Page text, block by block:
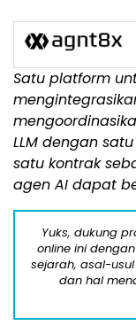
Satu platform
LLM dengan
satu kontrak
agen AI dapat
Yuks, dukung
online ini
sejarah, asal-
dan hal